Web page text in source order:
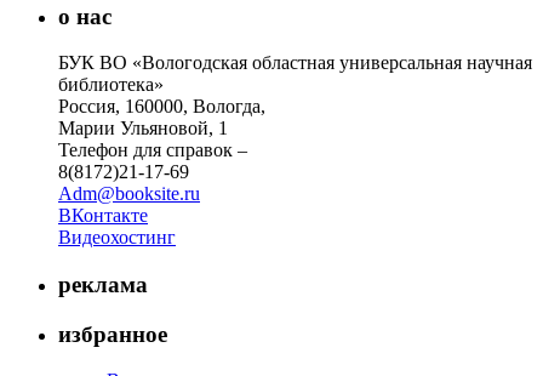
о нас
БУК ВО «Вологодская областная универсальная научная
библиотека»
Россия, 160000, Вологда,
Марии Ульяновой, 1
Телефон для справок –
8(8172)21-17-69
Adm@booksite.ru
ВКонтакте
Видеохостинг
реклама
избранное